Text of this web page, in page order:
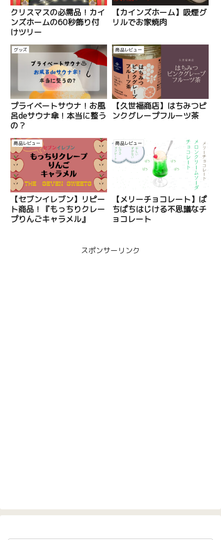
クリスマスの必需品！カイ
ンズホームの60秒飾り付
けツリー
【カインズホーム】吸煙グ
リルでお家焼肉
グッズ
プライベートサウナ！お風
呂deサウナ傘！本当に整う
の？
商品レビュー
【久世福商店】はちみつピ
ンクグレープフルーツ茶
商品レビュー
【セブンイレブン】リピー
ト商品！『もっちりクレー
プりんごキャラメル』
商品レビュー
【メリーチョコレート】ぱ
ちぱちはじける不思議なチ
ョコレート
スポンサーリンク